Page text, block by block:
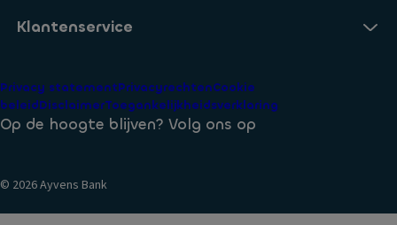
Actuele rentestanden
Aanmelden nieuwsbrief
Over ons
Voorwaarden
Klantenservice
Veelgestelde vragen
Identificatie bij Ayvens Bank
Privacy statementPrivacyrechtenCookie
beleidDisclaimerToegankelijkheidsverklaring
Op de hoogte blijven? Volg ons op
© 2026 Ayvens Bank